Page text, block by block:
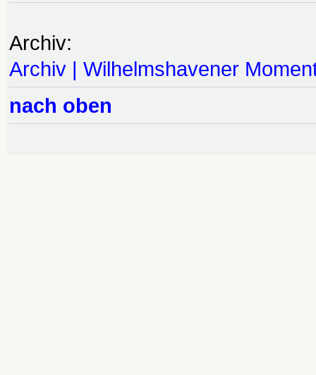
Archiv:
Archiv | Wilhelmshavener
nach oben